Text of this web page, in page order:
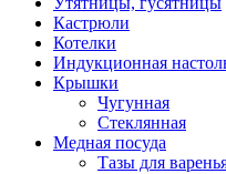
Кастрюли
Котелки
Индукционная
Крышки
Чугунная
Стеклянная
Медная посуда
Тазы для